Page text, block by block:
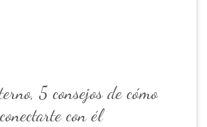
5 consejos de cómo
conectarte con él